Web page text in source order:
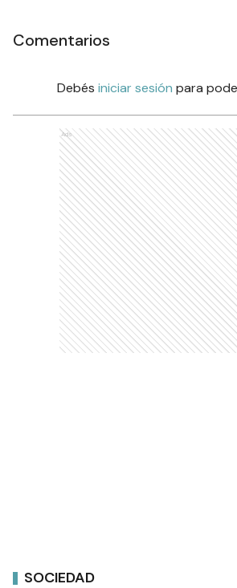
Comentarios
Debés iniciar sesión para
Ads
SOCIEDAD